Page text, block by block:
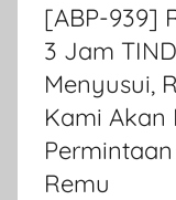
[ABP-939]
3 Jam
Menyusui,
Kami Akan
Remu